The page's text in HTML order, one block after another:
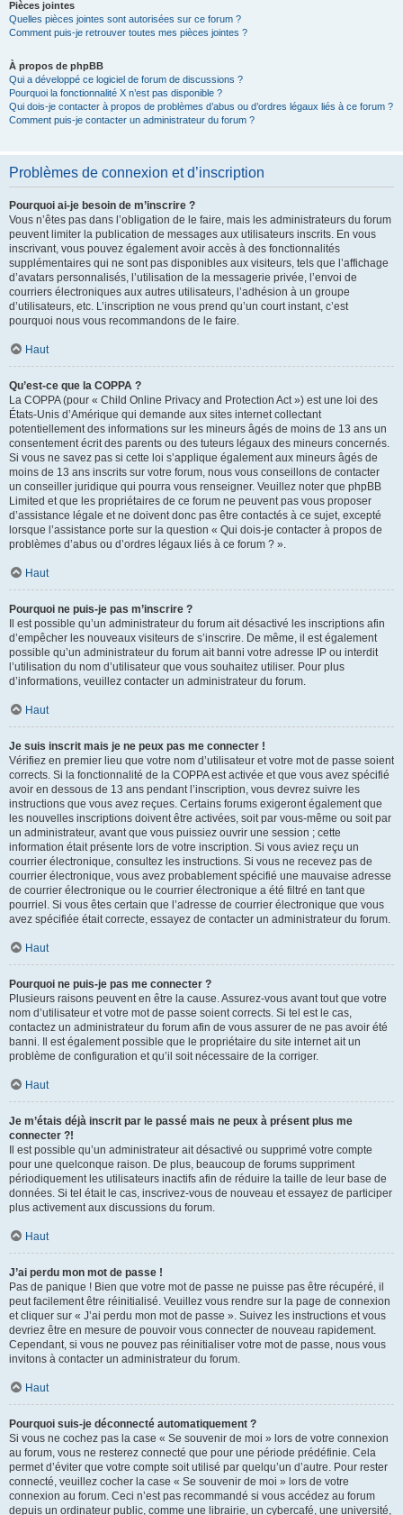
Pièces jointes
Quelles pièces jointes sont autorisées sur ce forum ?
Comment puis-je retrouver toutes mes pièces jointes ?
À propos de phpBB
Qui a développé ce logiciel de forum de discussions ?
Pourquoi la fonctionnalité X n’est pas disponible ?
Qui dois-je contacter à propos de problèmes d’abus ou d’ordres légaux liés à ce forum ?
Comment puis-je contacter un administrateur du forum ?
Problèmes de connexion et d’inscription
Pourquoi ai-je besoin de m’inscrire ?
Vous n’êtes pas dans l’obligation de le faire, mais les administrateurs du forum
peuvent limiter la publication de messages aux utilisateurs inscrits. En vous
inscrivant, vous pouvez également avoir accès à des fonctionnalités
supplémentaires qui ne sont pas disponibles aux visiteurs, tels que l’affichage
d’avatars personnalisés, l’utilisation de la messagerie privée, l’envoi de
courriers électroniques aux autres utilisateurs, l’adhésion à un groupe
d’utilisateurs, etc. L’inscription ne vous prend qu’un court instant, c’est
pourquoi nous vous recommandons de le faire.
Haut
Qu’est-ce que la COPPA ?
La COPPA (pour « Child Online Privacy and Protection Act ») est une loi des
États-Unis d’Amérique qui demande aux sites internet collectant
potentiellement des informations sur les mineurs âgés de moins de 13 ans un
consentement écrit des parents ou des tuteurs légaux des mineurs concernés.
Si vous ne savez pas si cette loi s’applique également aux mineurs âgés de
moins de 13 ans inscrits sur votre forum, nous vous conseillons de contacter
un conseiller juridique qui pourra vous renseigner. Veuillez noter que phpBB
Limited et que les propriétaires de ce forum ne peuvent pas vous proposer
d’assistance légale et ne doivent donc pas être contactés à ce sujet, excepté
lorsque l’assistance porte sur la question « Qui dois-je contacter à propos de
problèmes d’abus ou d’ordres légaux liés à ce forum ? ».
Haut
Pourquoi ne puis-je pas m’inscrire ?
Il est possible qu’un administrateur du forum ait désactivé les inscriptions afin
d’empêcher les nouveaux visiteurs de s’inscrire. De même, il est également
possible qu’un administrateur du forum ait banni votre adresse IP ou interdit
l’utilisation du nom d’utilisateur que vous souhaitez utiliser. Pour plus
d’informations, veuillez contacter un administrateur du forum.
Haut
Je suis inscrit mais je ne peux pas me connecter !
Vérifiez en premier lieu que votre nom d’utilisateur et votre mot de passe soient
corrects. Si la fonctionnalité de la COPPA est activée et que vous avez spécifié
avoir en dessous de 13 ans pendant l’inscription, vous devrez suivre les
instructions que vous avez reçues. Certains forums exigeront également que
les nouvelles inscriptions doivent être activées, soit par vous-même ou soit par
un administrateur, avant que vous puissiez ouvrir une session ; cette
information était présente lors de votre inscription. Si vous aviez reçu un
courrier électronique, consultez les instructions. Si vous ne recevez pas de
courrier électronique, vous avez probablement spécifié une mauvaise adresse
de courrier électronique ou le courrier électronique a été filtré en tant que
pourriel. Si vous êtes certain que l’adresse de courrier électronique que vous
avez spécifiée était correcte, essayez de contacter un administrateur du forum.
Haut
Pourquoi ne puis-je pas me connecter ?
Plusieurs raisons peuvent en être la cause. Assurez-vous avant tout que votre
nom d’utilisateur et votre mot de passe soient corrects. Si tel est le cas,
contactez un administrateur du forum afin de vous assurer de ne pas avoir été
banni. Il est également possible que le propriétaire du site internet ait un
problème de configuration et qu’il soit nécessaire de la corriger.
Haut
Je m’étais déjà inscrit par le passé mais ne peux à présent plus me
connecter ?!
Il est possible qu’un administrateur ait désactivé ou supprimé votre compte
pour une quelconque raison. De plus, beaucoup de forums suppriment
périodiquement les utilisateurs inactifs afin de réduire la taille de leur base de
données. Si tel était le cas, inscrivez-vous de nouveau et essayez de participer
plus activement aux discussions du forum.
Haut
J’ai perdu mon mot de passe !
Pas de panique ! Bien que votre mot de passe ne puisse pas être récupéré, il
peut facilement être réinitialisé. Veuillez vous rendre sur la page de connexion
et cliquer sur « J’ai perdu mon mot de passe ». Suivez les instructions et vous
devriez être en mesure de pouvoir vous connecter de nouveau rapidement.
Cependant, si vous ne pouvez pas réinitialiser votre mot de passe, nous vous
invitons à contacter un administrateur du forum.
Haut
Pourquoi suis-je déconnecté automatiquement ?
Si vous ne cochez pas la case « Se souvenir de moi » lors de votre connexion
au forum, vous ne resterez connecté que pour une période prédéfinie. Cela
permet d’éviter que votre compte soit utilisé par quelqu’un d’autre. Pour rester
connecté, veuillez cocher la case « Se souvenir de moi » lors de votre
connexion au forum. Ceci n’est pas recommandé si vous accédez au forum
depuis un ordinateur public, comme une librairie, un cybercafé, une université,